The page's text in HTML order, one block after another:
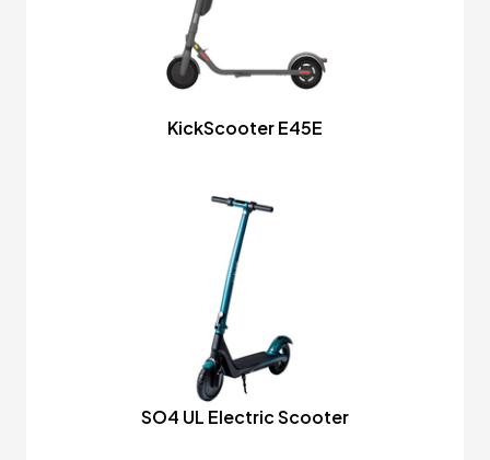
KickScooter E45E
SO4 UL Electric Scooter